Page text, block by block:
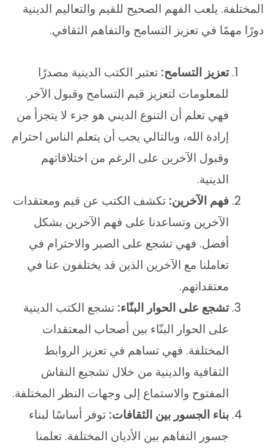
المختلفة. يلعب الفهم الصحيح للقيم والتعاليم الدينية
دورًا مهمًا في تعزيز التسامح والتفاهم الثقافي.
تعزيز التسامح: تعتبر الكتب الدينية مصدرًا
للمعلومات لتعزيز قيم التسامح وقبول الآخر.
فهي تعلم أن التنوع الديني هو جزء لا يتجزأ من
إرادة الله، وبالتالي يجب أن يتعلم الناس احترام
وقبول الآخرين على الرغم من اختلافاتهم
الدينية.
فهم الآخرين: تكشف الكتب عن قيم ومعتقدات
الآخرين وتساعدنا على فهم الآخرين بشكل
أفضل. فهي تشجع على الصبر والاحترام في
تعاملنا مع الآخرين الذين قد يختلفون عنا في
معتقداتهم.
تشجع على الحوار البنّاء: تشجع الكتب الدينية
على الحوار البنّاء بين أصحاب المعتقدات
المختلفة. فهي تساهم في تعزيز الروابط
الثقافية والدينية من خلال تشجيع النقاش
المفتوح والاستماع إلى وجهات النظر المختلفة.
بناء الجسور بين الثقافات: توفر أساسًا لبناء
جسور التفاهم بين الأديان المختلفة. تعلمنا